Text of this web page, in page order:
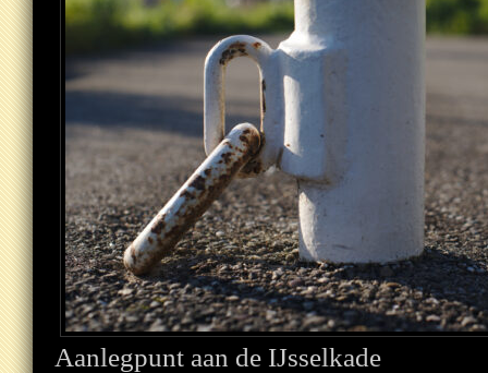
Aanlegpunt aan de IJsselkade